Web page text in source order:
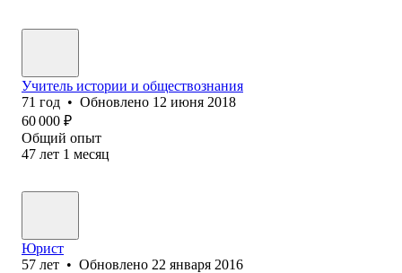
Учитель истории и обществознания
71 год • Обновлено 12 июня 2018
60 000 ₽
Общий опыт
47 лет 1 месяц
Юрист
57 лет • Обновлено 22 января 2016